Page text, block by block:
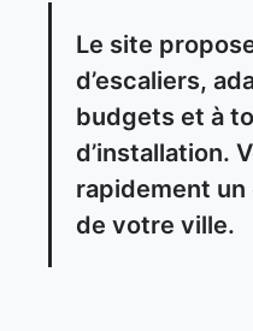
Le site
d’escaliers,
budgets et à
d’installation.
rapidement
de votre ville.